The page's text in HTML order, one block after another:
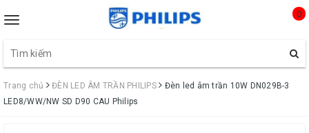
Toggle
0
Trang chủ ĐÈN LED ÂM TRẦN PHILIPS
Đèn led âm trần 10W DN029B-3
LED8/WW/NW SD D90 CAU Philips